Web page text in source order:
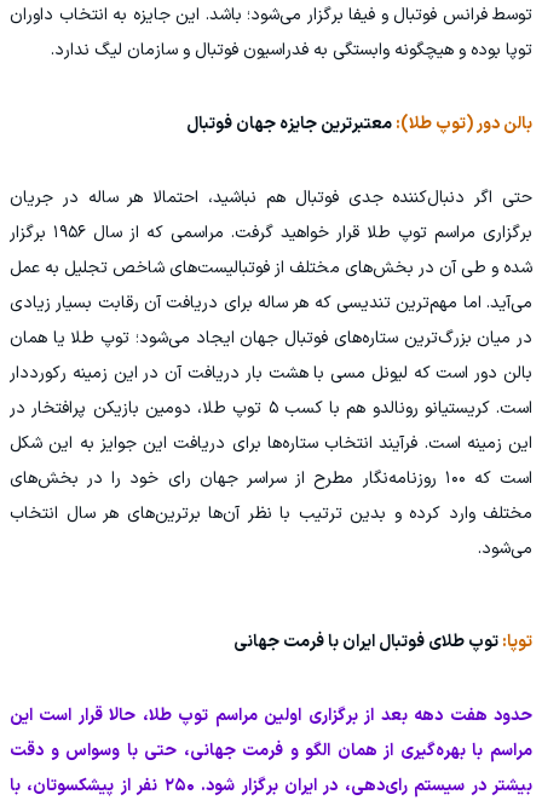
توسط فرانس فوتبال و فیفا برگزار می‌شود؛ باشد. این جایزه به انتخاب داوران
توپا بوده و هیچگونه وابستگی به فدراسیون فوتبال و سازمان لیگ ندارد.
بالن دور (توپ طلا):معتبرترین جایزه جهان فوتبال
حتی اگر دنبال‌کننده جدی فوتبال هم نباشید، احتمالا هر ساله در جریان
برگزاری مراسم توپ طلا قرار خواهید گرفت. مراسمی که از سال ۱۹۵۶ برگزار
شده و طی آن در بخش‌های مختلف از فوتبالیست‌های شاخص تجلیل به عمل
می‌آید. اما مهم‌ترین تندیسی که هر ساله برای دریافت آن رقابت بسیار زیادی
در میان بزرگ‌ترین ستاره‌های فوتبال جهان ایجاد می‌شود؛ توپ طلا یا همان
بالن دور است که لیونل مسی با هشت بار دریافت آن در این زمینه رکورددار
است. کریستیانو رونالدو هم با کسب ۵ توپ طلا، دومین بازیکن پرافتخار در
این زمینه است. فرآیند انتخاب ستاره‌ها برای دریافت این جوایز به این شکل
است که ۱۰۰ روزنامه‌نگار مطرح از سراسر جهان رای خود را در بخش‌های
مختلف وارد کرده و بدین ترتیب با نظر آن‌ها برترین‌های هر سال انتخاب
می‌شود.
توپا:توپ طلای فوتبال ایران با فرمت جهانی
حدود هفت دهه بعد از برگزاری اولین مراسم توپ طلا، حالا قرار است این
مراسم با بهره‌گیری از همان الگو و فرمت جهانی، حتی با وسواس و دقت
بیشتر در سیستم رای‌دهی، در ایران برگزار شود. ۲۵۰ نفر از پیشکسوتان، با